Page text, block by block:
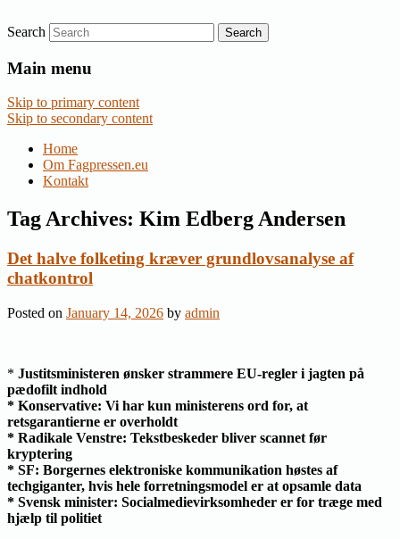
Fagpressen.eu
Nyheder om dansk EU-politik
Search
Main menu
Skip to primary content
Skip to secondary content
Home
Om Fagpressen.eu
Kontakt
Tag Archives: Kim Edberg Andersen
Det halve folketing kræver grundlovsanalyse af
chatkontrol
Posted on January 14, 2026 by admin
* Justitsministeren ønsker strammere EU-regler i jagten på
pædofilt indhold
* Konservative: Vi har kun ministerens ord for, at
retsgarantierne er overholdt
* Radikale Venstre: Tekstbeskeder bliver scannet før
kryptering
* SF: Borgernes elektroniske kommunikation høstes af
techgiganter, hvis hele forretningsmodel er at opsamle data
* Svensk minister: Socialmedievirksomheder er for træge med
hjælp til politiet